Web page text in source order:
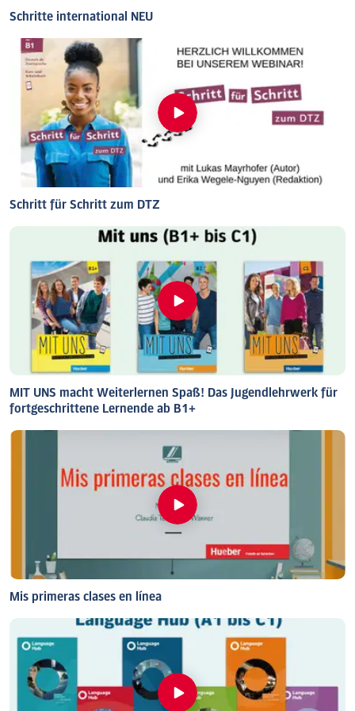
Schritte international NEU
Schritt für Schritt zum DTZ
MIT UNS macht Weiterlernen Spaß! Das Jugendlehrwerk für
fortgeschrittene Lernende ab B1+
Mis primeras clases en línea